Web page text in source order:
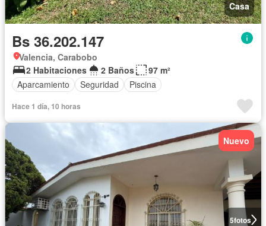
Casa
Bs 36.202.147
Valencia, Carabobo
2 Habitaciones
2 Baños
97 m²
Aparcamiento
Seguridad Piscina
Hace 1 día, 10 horas
5fotos
Nuevo